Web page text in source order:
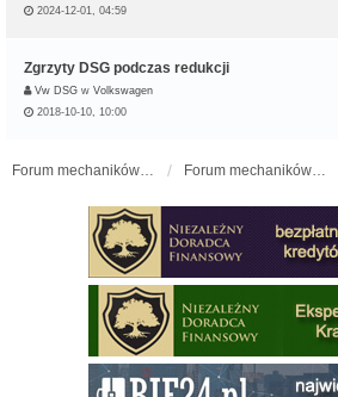
2024-12-01, 04:59
Zgrzyty DSG podczas redukcji
Vw DSG w Volkswagen
2018-10-10, 10:00
Forum mechaników samochodowych - forum-mechaniczne.pl Forum mechaników samochodowych